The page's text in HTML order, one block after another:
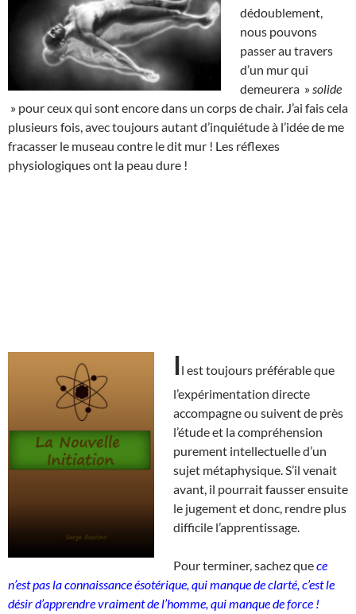
dédoublement,
nous pouvons
passer au travers
d’un mur qui
demeurera » solide
» pour ceux qui sont encore dans un corps de chair. J’ai fais cela
plusieurs fois, avec toujours autant d’inquiétude à l’idée de me
fracasser le museau contre le dit mur ! Les réflexes
physiologiques ont la peau dure !
Il est toujours préférable que
l’expérimentation directe
accompagne ou suivent de près
l’étude et la compréhension
purement intellectuelle d’un
sujet métaphysique. S’il venait
avant, il pourrait fausser ensuite
le jugement et donc, rendre plus
difficile l’apprentissage.
Pour terminer, sachez quece
n’est pas la connaissance ésotérique, qui manque de clarté, c’est le
désir d’apprendre vraiment de l’homme, qui manque de force !